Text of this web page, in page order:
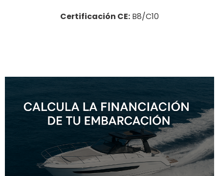
Certificación CE: B8/C10